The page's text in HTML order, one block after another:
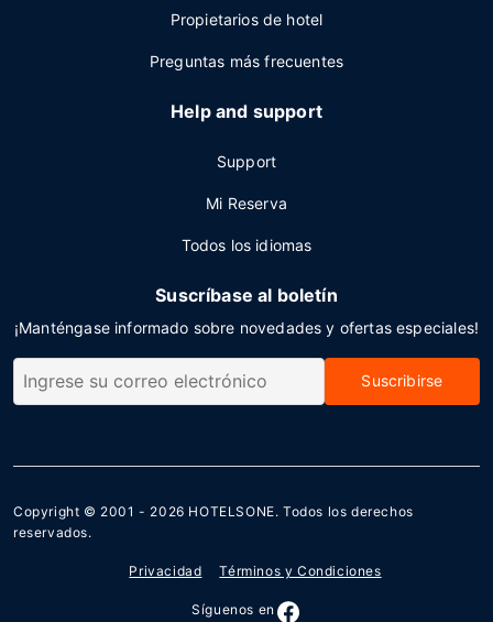
Propietarios de hotel
Preguntas más frecuentes
Help and support
Support
Mi Reserva
Todos los idiomas
Suscríbase al boletín
¡Manténgase informado sobre novedades y ofertas especiales!
Suscribirse
Copyright © 2001 - 2026 HOTELSONE. Todos los derechos
reservados.
Privacidad Términos y Condiciones
Síguenos en